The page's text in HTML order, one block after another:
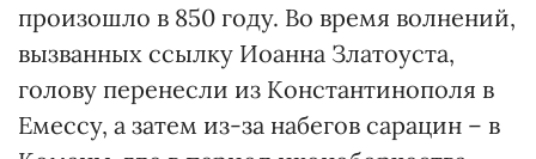
произошло в 850 году. Во время волнений,
вызванных ссылку Иоанна Златоуста,
голову перенесли из Константинополя в
Емессу, а затем из-за набегов сарацин – в